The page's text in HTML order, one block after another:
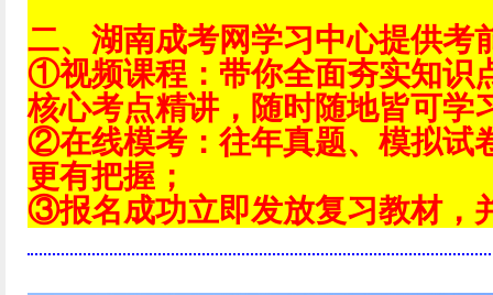
二、湖南成考网学习中心提供考
①视频课程：带你全面夯实知识
核心考点精讲，随时随地皆可学
②在线模考：往年真题、模拟试
更有把握；
③报名成功立即发放复习教材，